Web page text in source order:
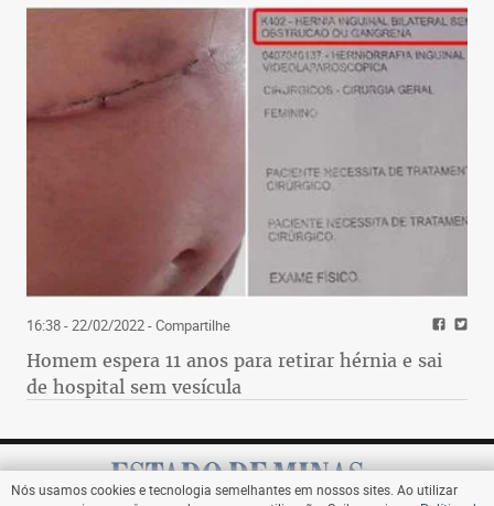
16:38 - 22/02/2022- Compartilhe
Homem espera 11 anos para retirar hérnia e sai
de hospital sem vesícula
Nós usamos cookies e tecnologia semelhantes em nossos sites. Ao utilizar